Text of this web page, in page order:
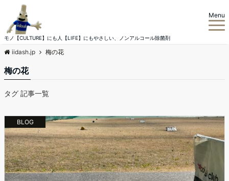
モノ【CULTURE】にも人【LIFE】にもやさしい、ノンアルコール除菌剤
Menu
iidash.jp 梅の花
梅の花
タグ 記事一覧
BLOG